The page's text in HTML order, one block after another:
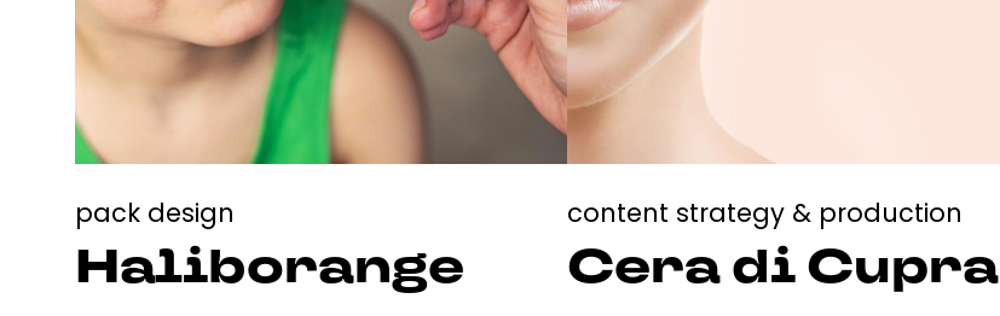
pack design
Haliborange
content strategy & production
Cera di Cupra